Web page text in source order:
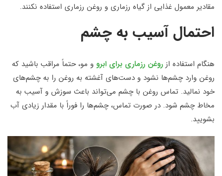
مقادیر معمول غذایی از گیاه رزماری و روغن رزماری استفاده نکنند.
احتمال آسیب به چشم
هنگام استفاده از روغن رزماری برای ابرو و مو، حتماً مراقب باشید که
روغن وارد چشم‌ها نشود و دست‌های آغشته به روغن را به چشم‌های
خود نمالید. تماس روغن با چشم می‌تواند باعث سوزش و آسیب به
مخاط چشم شود. در صورت تماس، چشم‌ها را فوراً با مقدار زیادی آب
بشویید.